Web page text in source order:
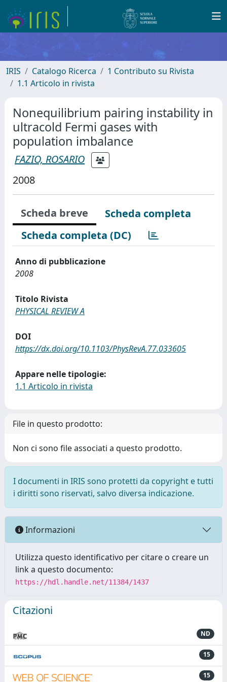
IRIS Catalogo Ricerca
1 Contributo su Rivista
1.1 Articolo in rivista
Nonequilibrium pairing instability in
ultracold Fermi gases with
population imbalance
FAZIO, ROSARIO
2008
Scheda breve
Scheda completa
Scheda completa (DC)
Anno di pubblicazione
2008
Titolo Rivista
PHYSICAL REVIEW A
DOI
https://dx.doi.org/10.1103/PhysRevA.77.033605
Appare nelle tipologie:
1.1 Articolo in rivista
File in questo prodotto:
Non ci sono file associati a questo prodotto.
I documenti in IRIS sono protetti da copyright e tutti
i diritti sono riservati, salvo diversa indicazione.
Informazioni
Utilizza questo identificativo per citare o creare un
link a questo documento:
https://hdl.handle.net/11384/1437
Citazioni
ND
15
15